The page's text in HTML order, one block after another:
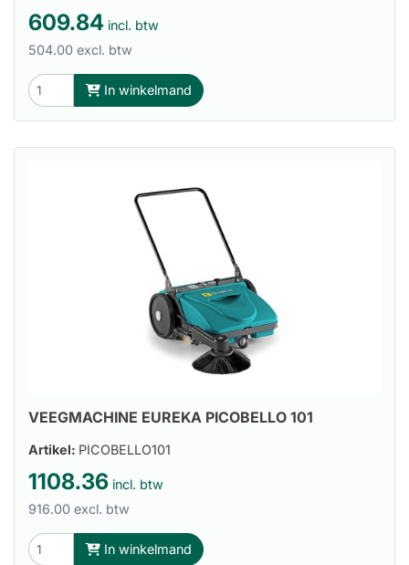
609.84 incl. btw
504.00 excl. btw
In winkelmand
VEEGMACHINE EUREKA PICOBELLO 101
Artikel: PICOBELLO101
1108.36 incl. btw
916.00 excl. btw
In winkelmand